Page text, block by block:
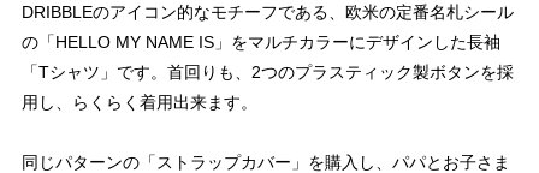
DRIBBLEのアイコン的なモチーフである、欧米の定番名札シール
の「HELLO MY NAME IS」をマルチカラーにデザインした長袖
「Tシャツ」です。首回りも、2つのプラスティック製ボタンを採
用し、らくらく着用出来ます。
同じパターンの「ストラップカバー」を購入し、パパとお子さま